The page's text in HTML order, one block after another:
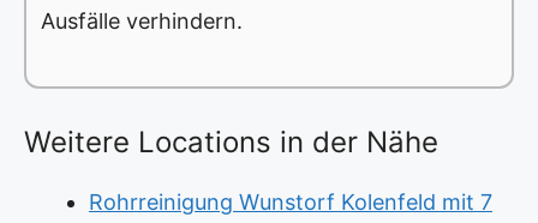
Ausfälle verhindern.
Weitere Locations in der Nähe
Rohrreinigung Wunstorf Kolenfeld mit 7